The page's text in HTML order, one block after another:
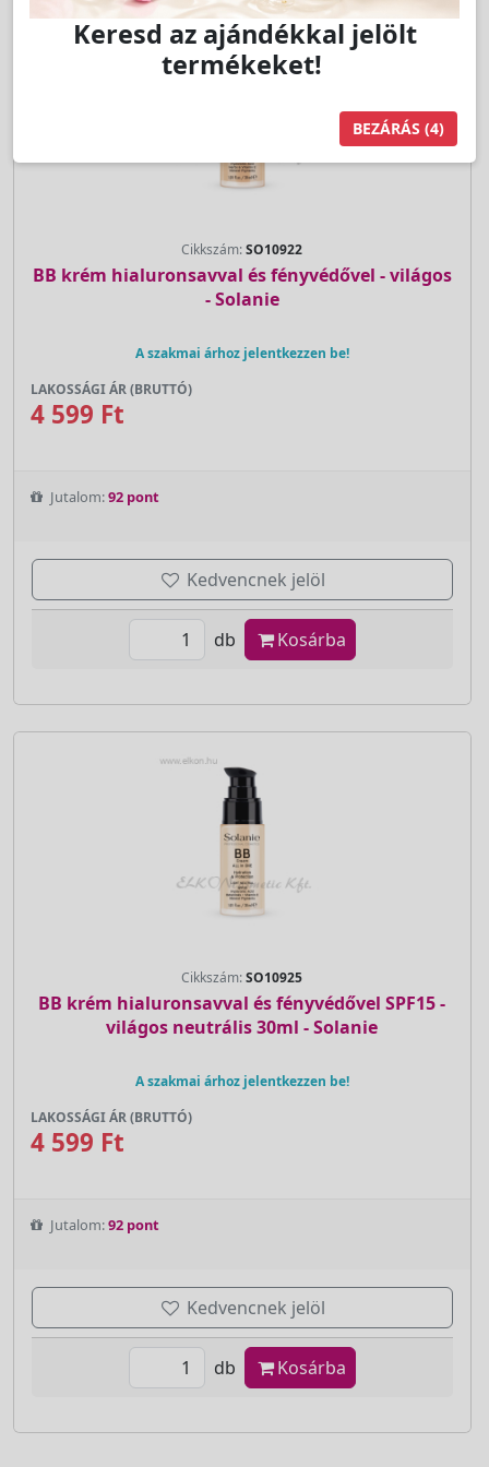
Cikkszám:SO10922
BB krém hialuronsavval és fényvédővel - világos
- Solanie
A szakmai árhoz jelentkezzen be!
LAKOSSÁGI ÁR (BRUTTÓ)
4 599 Ft
Jutalom:92 pont
Kedvencnek jelöl
db Kosárba
Cikkszám:SO10925
BB krém hialuronsavval és fényvédővel SPF15 -
világos neutrális 30ml - Solanie
A szakmai árhoz jelentkezzen be!
LAKOSSÁGI ÁR (BRUTTÓ)
4 599 Ft
Jutalom:92 pont
Kedvencnek jelöl
db Kosárba
Keresd az ajándékkal jelölt
termékeket!
BEZÁRÁS (4)